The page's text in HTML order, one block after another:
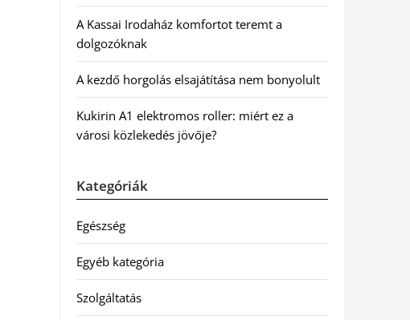
A Kassai Irodaház komfortot teremt a
dolgozóknak
A kezdő horgolás elsajátítása nem bonyolult
Kukirin A1 elektromos roller: miért ez a
városi közlekedés jövője?
Kategóriák
Egészség
Egyéb kategória
Szolgáltatás